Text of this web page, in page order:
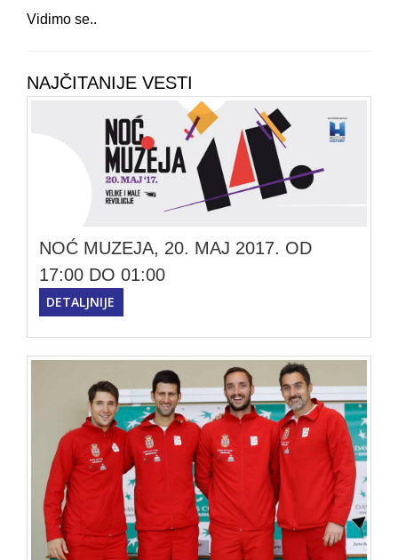
Vidimo se..
NAJČITANIJE VESTI
NOĆ MUZEJA, 20. MAJ 2017. OD
17:00 DO 01:00
DETALJNIJE